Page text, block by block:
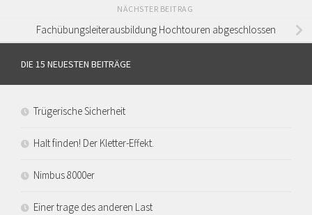
NÄCHSTER BEITRAG
Fachübungsleiterausbildung Hochtouren abgeschlossen
DIE 15 NEUESTEN BEITRÄGE
Trügerische Sicherheit
Halt finden! Der Kletter-Effekt.
Nimbus 8000er
Einer trage des anderen Last